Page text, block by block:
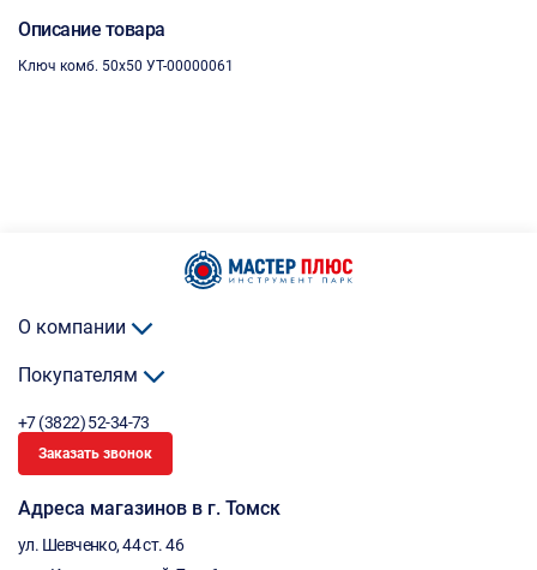
Описание товара
Ключ комб. 50х50 УТ-00000061
О компании
Покупателям
+7 (3822) 52-34-73
Заказать звонок
Адреса магазинов в г. Томск
ул. Шевченко, 44 ст. 46